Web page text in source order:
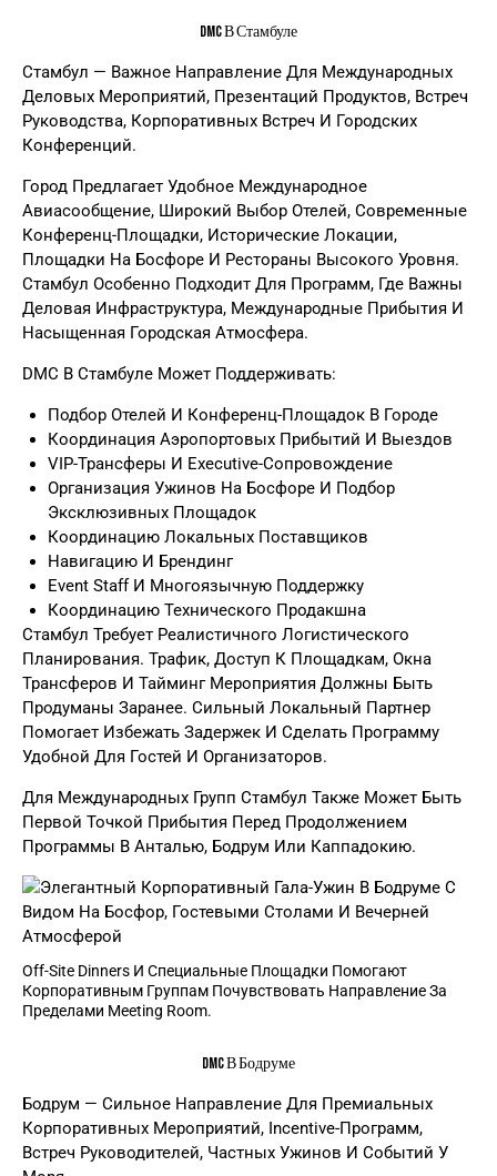
DMC В Стамбуле
Стамбул — Важное Направление Для Международных
Деловых Мероприятий, Презентаций Продуктов, Встреч
Руководства, Корпоративных Встреч И Городских
Конференций.
Город Предлагает Удобное Международное
Авиасообщение, Широкий Выбор Отелей, Современные
Конференц-Площадки, Исторические Локации,
Площадки На Босфоре И Рестораны Высокого Уровня.
Стамбул Особенно Подходит Для Программ, Где Важны
Деловая Инфраструктура, Международные Прибытия И
Насыщенная Городская Атмосфера.
DMC В Стамбуле Может Поддерживать:
Подбор Отелей И Конференц-Площадок В Городе
Координация Аэропортовых Прибытий И Выездов
VIP-Трансферы И Executive-Сопровождение
Организация Ужинов На Босфоре И Подбор
Эксклюзивных Площадок
Координацию Локальных Поставщиков
Навигацию И Брендинг
Event Staff И Многоязычную Поддержку
Координацию Технического Продакшна
Стамбул Требует Реалистичного Логистического
Планирования. Трафик, Доступ К Площадкам, Окна
Трансферов И Тайминг Мероприятия Должны Быть
Продуманы Заранее. Сильный Локальный Партнер
Помогает Избежать Задержек И Сделать Программу
Удобной Для Гостей И Организаторов.
Для Международных Групп Стамбул Также Может Быть
Первой Точкой Прибытия Перед Продолжением
Программы В Анталью, Бодрум Или Каппадокию.
Off-Site Dinners И Специальные Площадки Помогают
Корпоративным Группам Почувствовать Направление За
Пределами Meeting Room.
DMC В Бодруме
Бодрум — Сильное Направление Для Премиальных
Корпоративных Мероприятий, Incentive-Программ,
Встреч Руководителей, Частных Ужинов И Событий У